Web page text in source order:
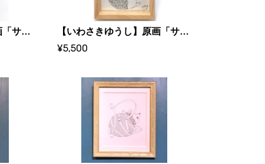
【いわさきゆうし】原画「サーカス たまのり」 【いわさきゆうし】原画「サーカス ピエロ」
¥5,500